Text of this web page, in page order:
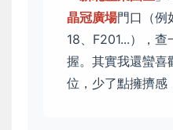
晶冠廣場門口（例
18、F201...），
握。其實我還蠻喜
位，少了點擁擠感